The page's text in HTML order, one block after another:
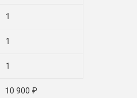
1
1
1
10 900 ₽